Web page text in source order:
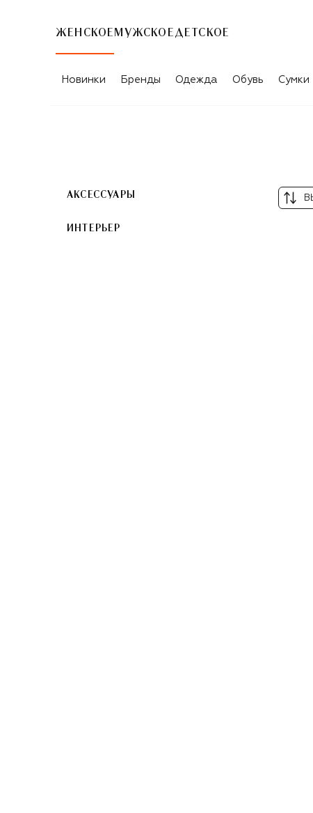
ЖЕНСКОЕ МУЖСКОЕ ДЕТСКОЕ
ТОВАРЫ ДЛЯ ЖЕНЩИН BACCARAT
Новинки Бренды Одежда Обувь Сумки
АКСЕССУАРЫ
ИНТЕРЬЕР